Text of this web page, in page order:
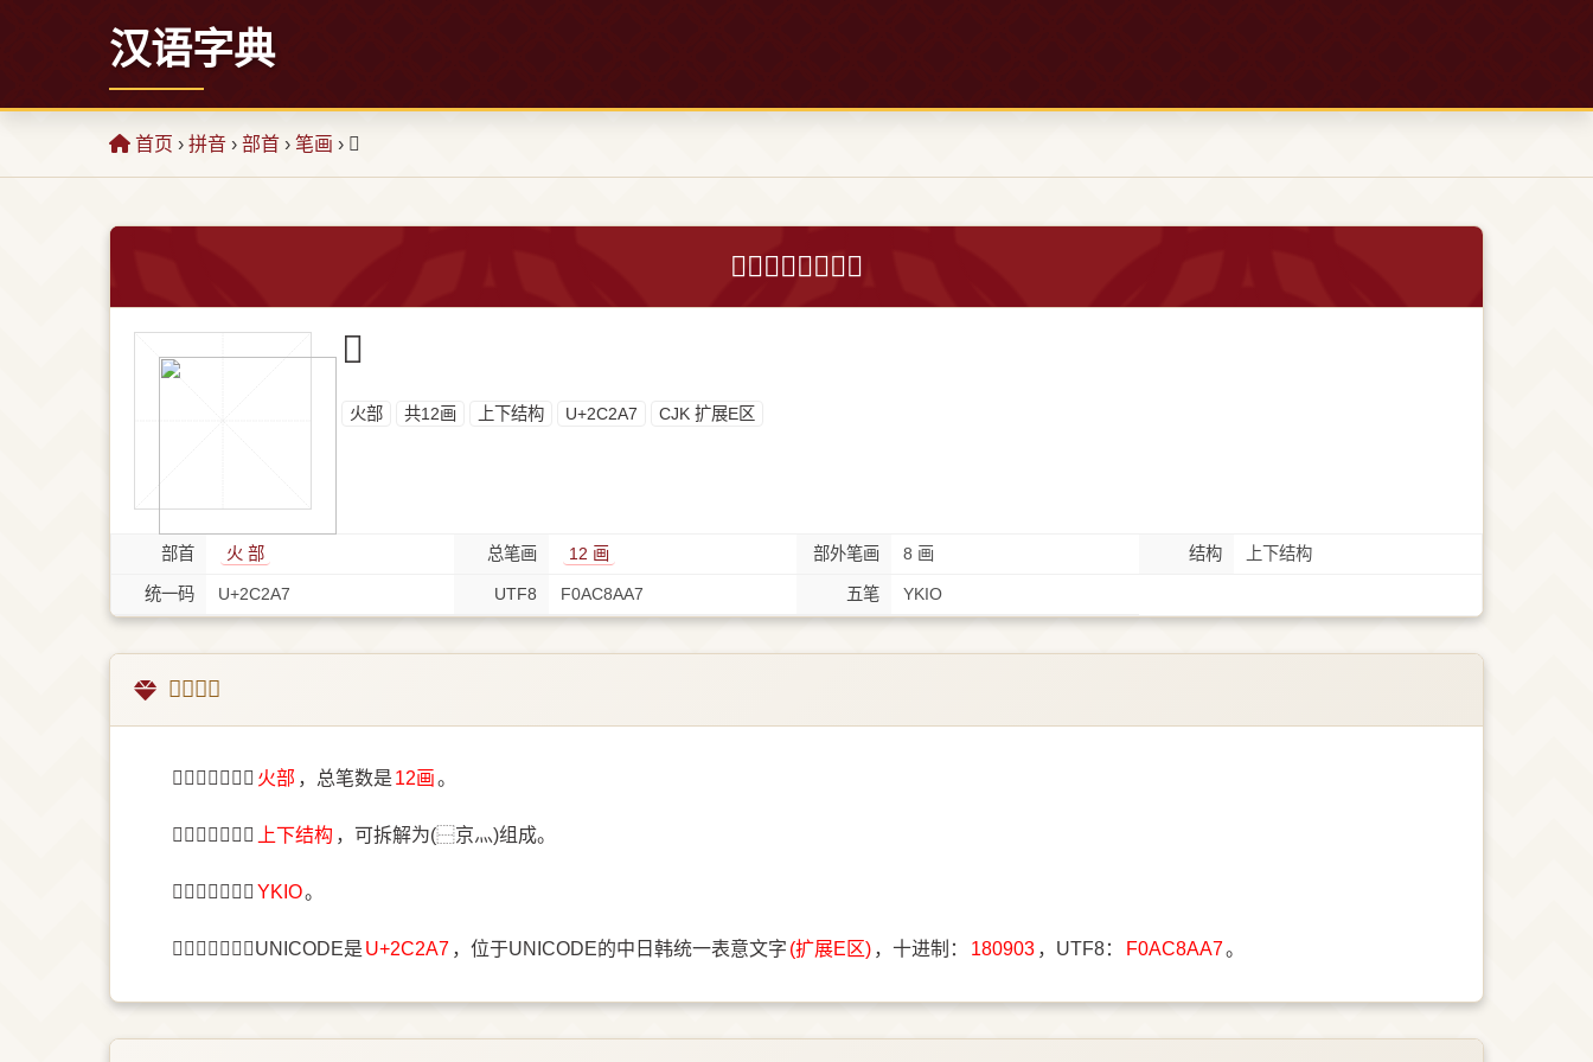
汉语字典
首页 › 拼音 › 部首 › 笔画 › 𬊧
𬊧字的意思和解释
𬊧
⽕部 共12画 上下结构 U+2C2A7 CJK 扩展E区
部首 ⽕ 部 总笔画 12 画 部外笔画 8 画 结构 上下结构
统一码 U+2C2A7 UTF8 F0AC8AA7 五笔 YKIO
𬊧字概述
〔𬊧〕字部首是 ⽕部 ，总笔数是 12画。
〔𬊧〕字结构是 上下结构 ，可拆解为(⿱京灬)组成。
〔𬊧〕字五笔是 YKIO。
〔𬊧〕字统一码UNICODE是 U+2C2A7 ，位于UNICODE的中日韩统一表意文字 (扩展E区) ，十进制： 180903 ，UTF8： F0AC8AA7。